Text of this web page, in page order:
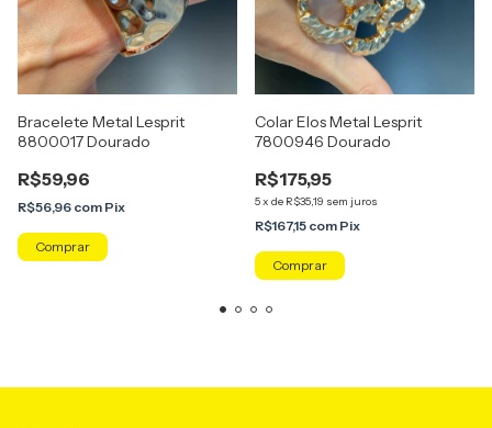
Bracelete Metal Lesprit
8800017 Dourado
R$59,96
R$56,96 com Pix
Colar Elos Metal Lesprit
7800946 Dourado
R$175,95
5x de R$35,19 sem juros
R$167,15 com Pix